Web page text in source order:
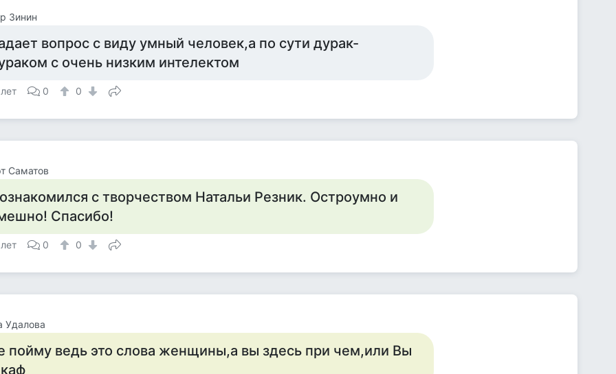
Зинин
вопрос с виду умный человек,а по сути дурак-
с очень низким интелектом
0 0
Саматов
с творчеством Натальи Резник. Остроумно и
Спасибо!
0 0
Удалова
пойму ведь это слова женщины,а вы здесь при чем,или Вы